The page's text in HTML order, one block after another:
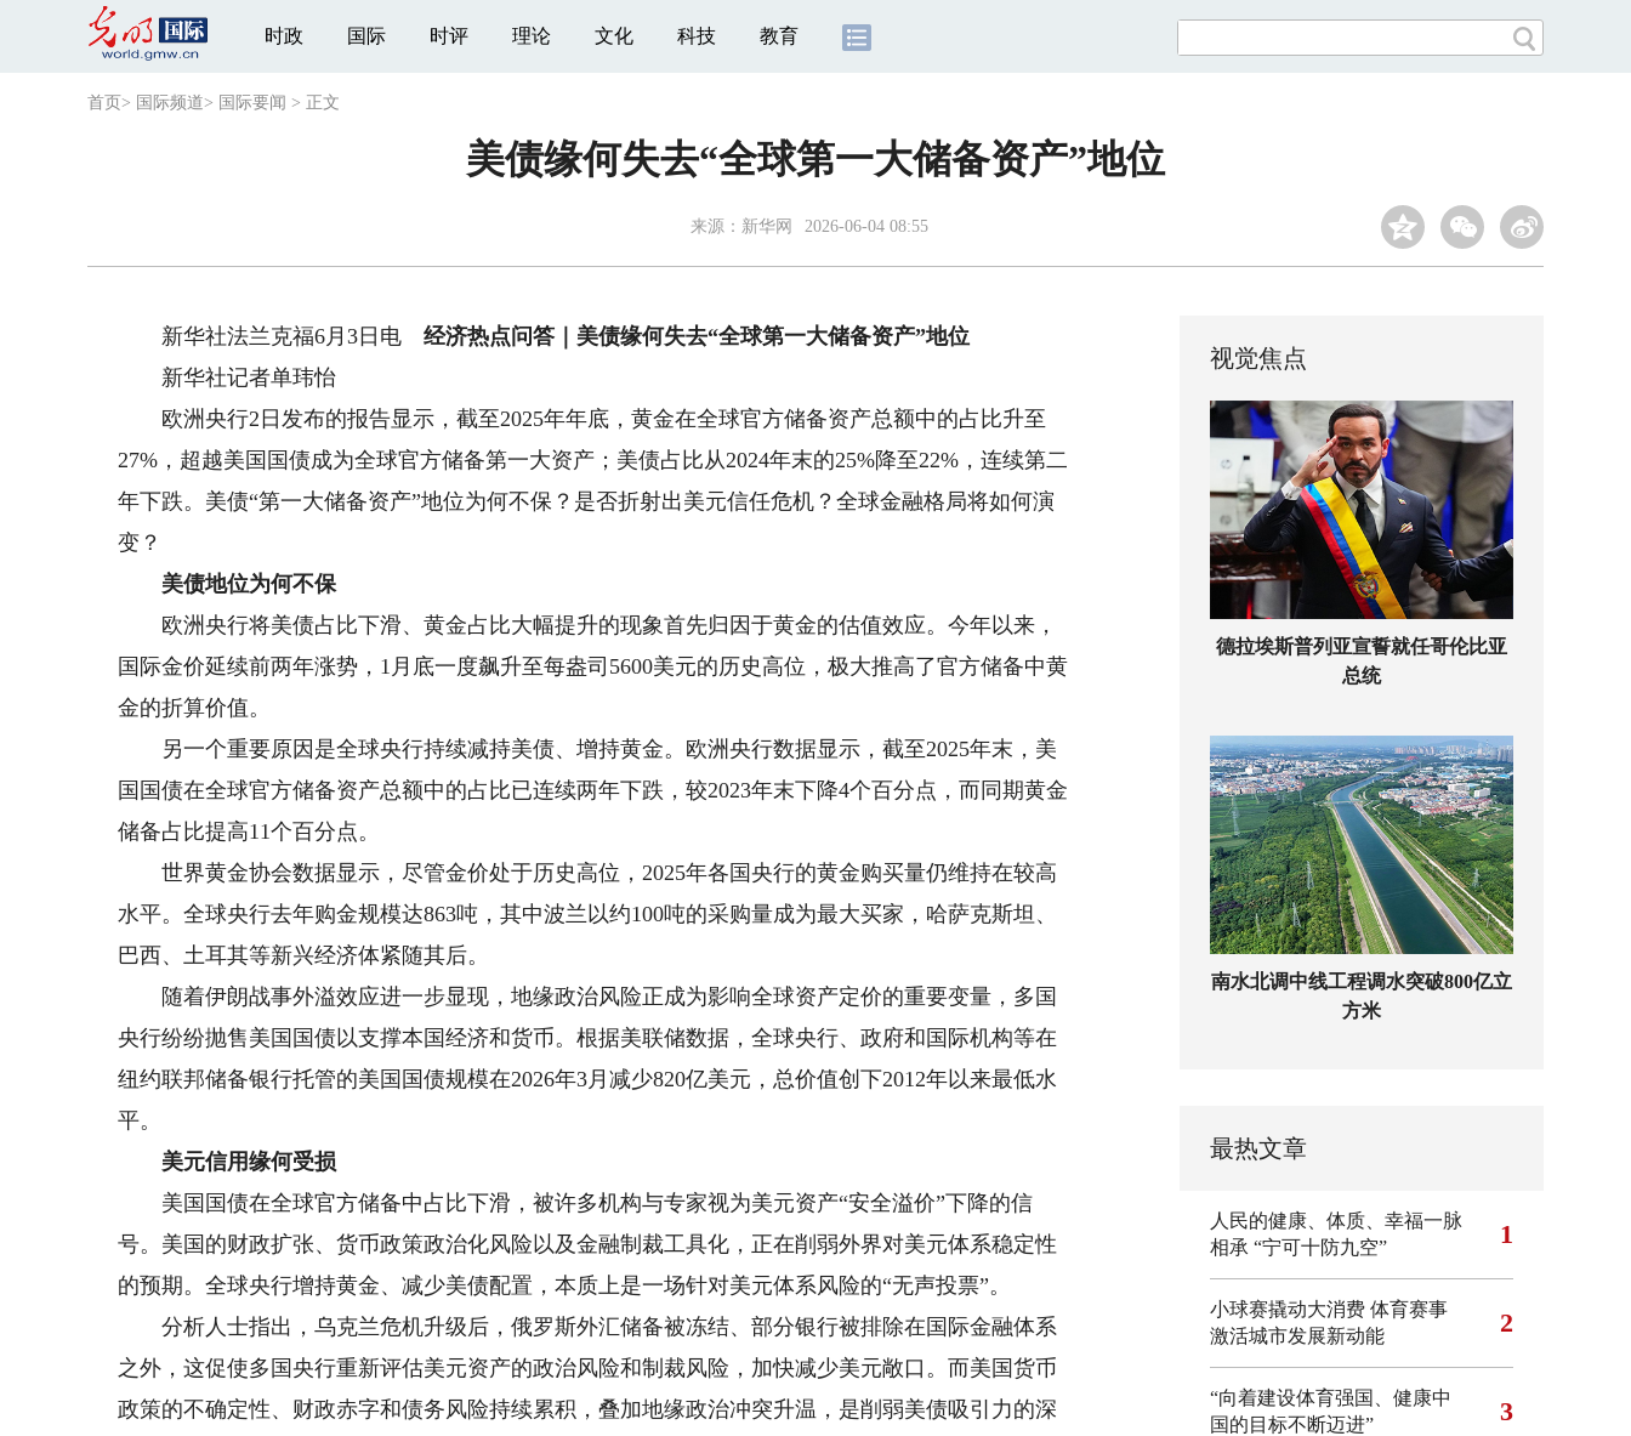
时政 国际 时评 理论 文化 科技 教育
首页 > 国际频道> 国际要闻 > 正文
美债缘何失去“全球第一大储备资产”地位
来源： 新华网 2026-06-04 08:55
新华社法兰克福6月3日电经济热点问答｜美债缘何失去“全球第一大储备资产”地位
新华社记者单玮怡
欧洲央行2日发布的报告显示，截至2025年年底，黄金在全球官方储备资产总额中的占比升至
27%，超越美国国债成为全球官方储备第一大资产；美债占比从2024年末的25%降至22%，连续第二
年下跌。美债“第一大储备资产”地位为何不保？是否折射出美元信任危机？全球金融格局将如何演
变？
美债地位为何不保
欧洲央行将美债占比下滑、黄金占比大幅提升的现象首先归因于黄金的估值效应。今年以来，
国际金价延续前两年涨势，1月底一度飙升至每盎司5600美元的历史高位，极大推高了官方储备中黄
金的折算价值。
另一个重要原因是全球央行持续减持美债、增持黄金。欧洲央行数据显示，截至2025年末，美
国国债在全球官方储备资产总额中的占比已连续两年下跌，较2023年末下降4个百分点，而同期黄金
储备占比提高11个百分点。
世界黄金协会数据显示，尽管金价处于历史高位，2025年各国央行的黄金购买量仍维持在较高
水平。全球央行去年购金规模达863吨，其中波兰以约100吨的采购量成为最大买家，哈萨克斯坦、
巴西、土耳其等新兴经济体紧随其后。
随着伊朗战事外溢效应进一步显现，地缘政治风险正成为影响全球资产定价的重要变量，多国
央行纷纷抛售美国国债以支撑本国经济和货币。根据美联储数据，全球央行、政府和国际机构等在
纽约联邦储备银行托管的美国国债规模在2026年3月减少820亿美元，总价值创下2012年以来最低水
平。
美元信用缘何受损
美国国债在全球官方储备中占比下滑，被许多机构与专家视为美元资产“安全溢价”下降的信
号。美国的财政扩张、货币政策政治化风险以及金融制裁工具化，正在削弱外界对美元体系稳定性
的预期。全球央行增持黄金、减少美债配置，本质上是一场针对美元体系风险的“无声投票”。
分析人士指出，乌克兰危机升级后，俄罗斯外汇储备被冻结、部分银行被排除在国际金融体系
之外，这促使多国央行重新评估美元资产的政治风险和制裁风险，加快减少美元敞口。而美国货币
政策的不确定性、财政赤字和债务风险持续累积，叠加地缘政治冲突升温，是削弱美债吸引力的深
视觉焦点
德拉埃斯普列亚宣誓就任哥伦比亚
总统
南水北调中线工程调水突破800亿立
方米
最热文章
人民的健康、体质、幸福一脉
相承 “宁可十防九空” 1
小球赛撬动大消费 体育赛事
激活城市发展新动能
2
“向着建设体育强国、健康中
国的目标不断迈进”
3